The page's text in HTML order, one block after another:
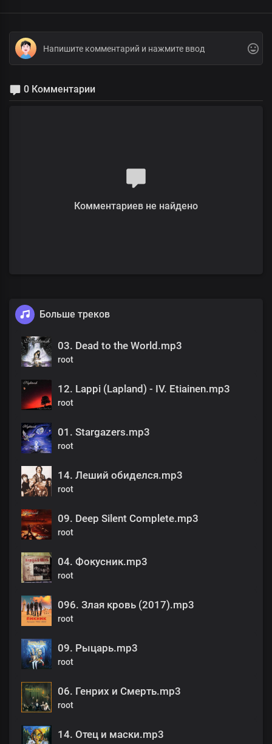
0 Комментарии
Комментариев не найдено
Больше треков
03. Dead to the World.mp3
root
12. Lappi (Lapland) - IV. Etiainen.mp3
root
01. Stargazers.mp3
root
14. Леший обиделся.mp3
root
09. Deep Silent Complete.mp3
root
04. Фокусник.mp3
root
096. Злая кровь (2017).mp3
root
09. Рыцарь.mp3
root
06. Генрих и Смерть.mp3
root
14. Отец и маски.mp3